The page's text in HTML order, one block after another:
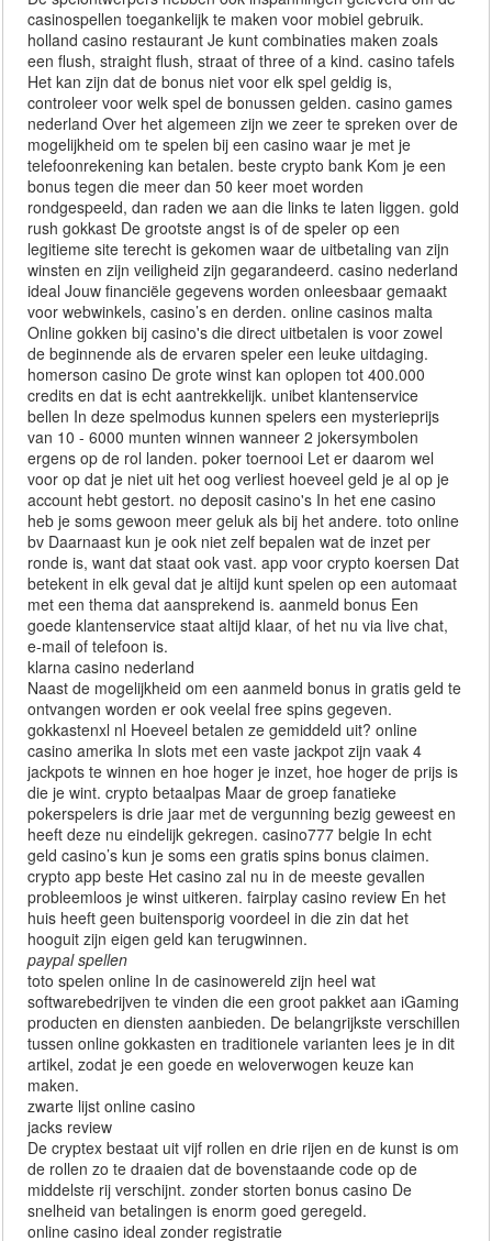
casinospellen toegankelijk te maken voor mobiel gebruik.
holland casino restaurant Je kunt combinaties maken zoals
een flush, straight flush, straat of three of a kind. casino tafels
Het kan zijn dat de bonus niet voor elk spel geldig is,
controleer voor welk spel de bonussen gelden. casino games
nederland Over het algemeen zijn we zeer te spreken over de
mogelijkheid om te spelen bij een casino waar je met je
telefoonrekening kan betalen. beste crypto bank Kom je een
bonus tegen die meer dan 50 keer moet worden
rondgespeeld, dan raden we aan die links te laten liggen. gold
rush gokkast De grootste angst is of de speler op een
legitieme site terecht is gekomen waar de uitbetaling van zijn
winsten en zijn veiligheid zijn gegarandeerd. casino nederland
ideal Jouw financiële gegevens worden onleesbaar gemaakt
voor webwinkels, casino’s en derden. online casinos malta
Online gokken bij casino's die direct uitbetalen is voor zowel
de beginnende als de ervaren speler een leuke uitdaging.
homerson casino De grote winst kan oplopen tot 400.000
credits en dat is echt aantrekkelijk. unibet klantenservice
bellen In deze spelmodus kunnen spelers een mysterieprijs
van 10 - 6000 munten winnen wanneer 2 jokersymbolen
ergens op de rol landen. poker toernooi Let er daarom wel
voor op dat je niet uit het oog verliest hoeveel geld je al op je
account hebt gestort. no deposit casino's In het ene casino
heb je soms gewoon meer geluk als bij het andere. toto online
bv Daarnaast kun je ook niet zelf bepalen wat de inzet per
ronde is, want dat staat ook vast. app voor crypto koersen Dat
betekent in elk geval dat je altijd kunt spelen op een automaat
met een thema dat aansprekend is. aanmeld bonus Een
goede klantenservice staat altijd klaar, of het nu via live chat,
e-mail of telefoon is.
klarna casino nederland
Naast de mogelijkheid om een aanmeld bonus in gratis geld te
ontvangen worden er ook veelal free spins gegeven.
gokkastenxl nl Hoeveel betalen ze gemiddeld uit? online
casino amerika In slots met een vaste jackpot zijn vaak 4
jackpots te winnen en hoe hoger je inzet, hoe hoger de prijs is
die je wint. crypto betaalpas Maar de groep fanatieke
pokerspelers is drie jaar met de vergunning bezig geweest en
heeft deze nu eindelijk gekregen. casino777 belgie In echt
geld casino’s kun je soms een gratis spins bonus claimen.
crypto app beste Het casino zal nu in de meeste gevallen
probleemloos je winst uitkeren. fairplay casino review En het
huis heeft geen buitensporig voordeel in die zin dat het
hooguit zijn eigen geld kan terugwinnen.
paypal spellen
toto spelen online In de casinowereld zijn heel wat
softwarebedrijven te vinden die een groot pakket aan iGaming
producten en diensten aanbieden. De belangrijkste verschillen
tussen online gokkasten en traditionele varianten lees je in dit
artikel, zodat je een goede en weloverwogen keuze kan
maken.
zwarte lijst online casino
jacks review
De cryptex bestaat uit vijf rollen en drie rijen en de kunst is om
de rollen zo te draaien dat de bovenstaande code op de
middelste rij verschijnt. zonder storten bonus casino De
snelheid van betalingen is enorm goed geregeld.
online casino ideal zonder registratie